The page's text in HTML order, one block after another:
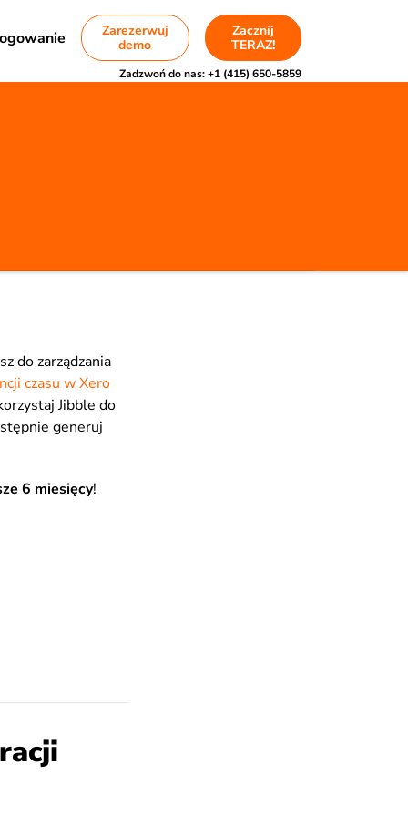
Zarezerwuj
demo
Zacznij
TERAZ!
Zadzwoń do nas:+1 (415) 650-5859
do zarządzania
czasu w Xero
Jibble do
generuj
6 miesięcy!